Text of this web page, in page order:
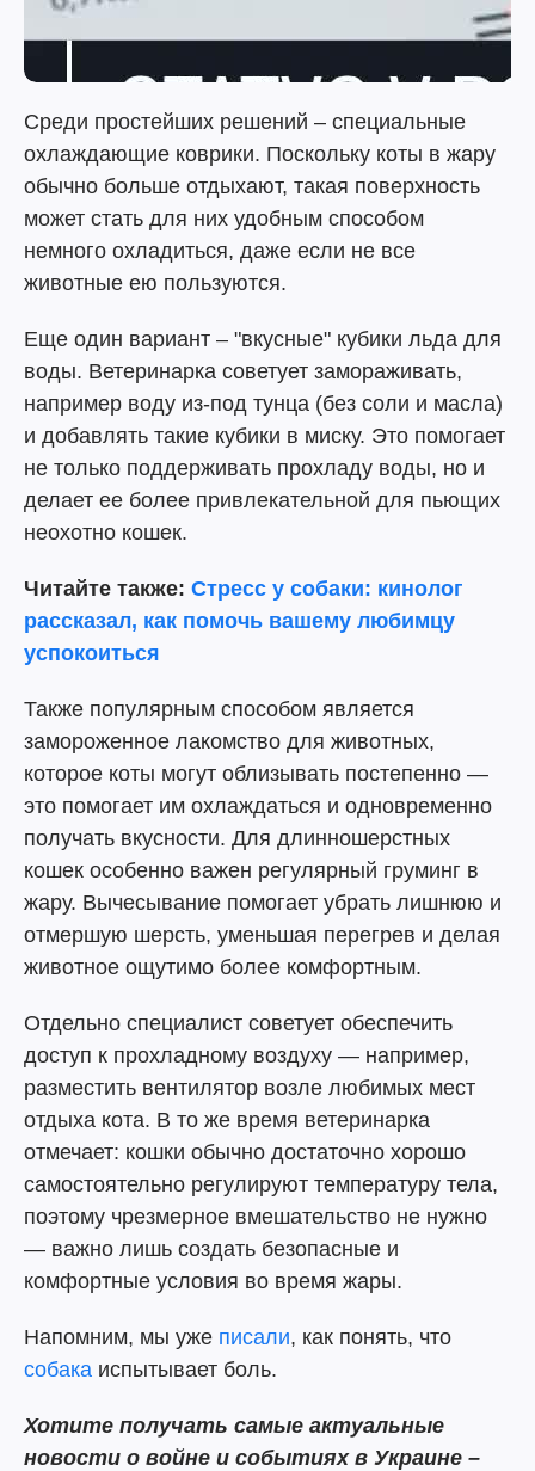
Среди простейших решений – специальные
охлаждающие коврики. Поскольку коты в жару
обычно больше отдыхают, такая поверхность
может стать для них удобным способом
немного охладиться, даже если не все
животные ею пользуются.
Еще один вариант – "вкусные" кубики льда для
воды. Ветеринарка советует замораживать,
например воду из-под тунца (без соли и масла)
и добавлять такие кубики в миску. Это помогает
не только поддерживать прохладу воды, но и
делает ее более привлекательной для пьющих
неохотно кошек.
Читайте также: Стресс у собаки: кинолог
рассказал, как помочь вашему любимцу
успокоиться
Также популярным способом является
замороженное лакомство для животных,
которое коты могут облизывать постепенно —
это помогает им охлаждаться и одновременно
получать вкусности. Для длинношерстных
кошек особенно важен регулярный груминг в
жару. Вычесывание помогает убрать лишнюю и
отмершую шерсть, уменьшая перегрев и делая
животное ощутимо более комфортным.
Отдельно специалист советует обеспечить
доступ к прохладному воздуху — например,
разместить вентилятор возле любимых мест
отдыха кота. В то же время ветеринарка
отмечает: кошки обычно достаточно хорошо
самостоятельно регулируют температуру тела,
поэтому чрезмерное вмешательство не нужно
— важно лишь создать безопасные и
комфортные условия во время жары.
Напомним, мы уже писали, как понять, что
собака испытывает боль.
Хотите получать самые актуальные
новости о войне и событиях в Украине –